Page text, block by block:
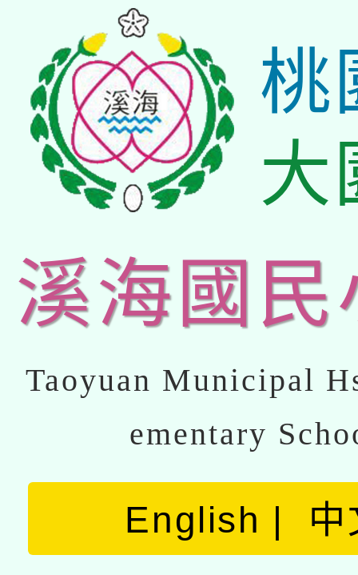
桃
大
溪海國民
Taoyuan Municipal
ementary
English 中